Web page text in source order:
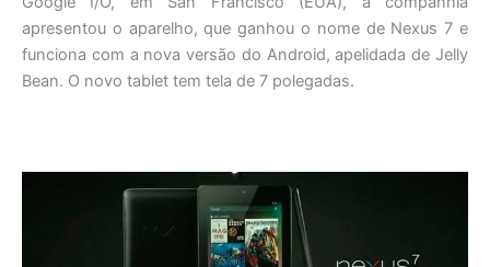
apresentou o aparelho, que ganhou o nome de Nexus 7 e
funciona com a nova versão do Android, apelidada de Jelly
Bean. O novo tablet tem tela de 7 polegadas.